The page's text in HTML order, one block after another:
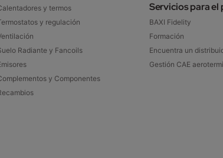
y termos
y regulación​
Radiante y Fancoils
y Componentes
Servicios para
BAXI Fidelity​
Formación
Encuentra un
Gestión CAE